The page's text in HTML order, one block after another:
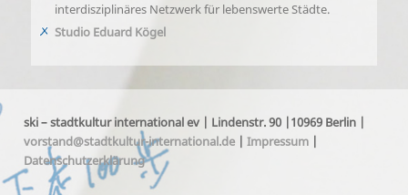
interdisziplinäres Netzwerk für lebenswerte Städte.
Studio Eduard Kögel
ski – stadtkultur international ev | Lindenstr. 90 |10969 Berlin |
vorstand@stadtkultur-international.de | Impressum |
Datenschutzerklärung